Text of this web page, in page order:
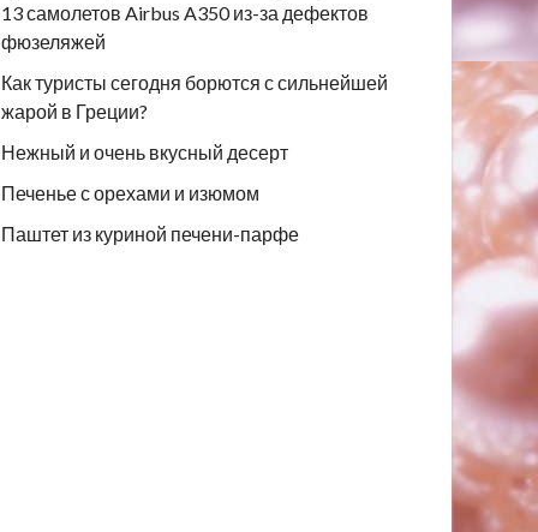
13 самолетов Airbus A350 из-за дефектов
фюзеляжей
Как туристы сегодня борются с сильнейшей
жарой в Греции?
Нежный и очень вкусный десерт
Печенье с орехами и изюмом
Паштет из куриной печени-парфе